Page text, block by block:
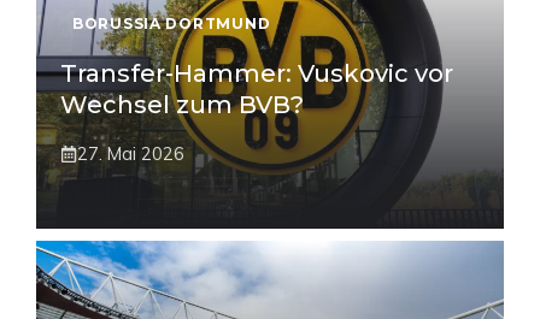
BORUSSIA DORTMUND
Transfer-Hammer: Vuskovic vor
Wechsel zum BVB?
27. Mai 2026